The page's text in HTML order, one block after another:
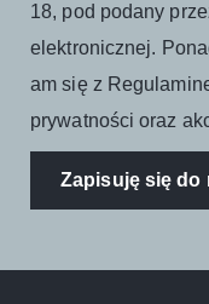
18, pod podany
elektronicznej.
am się z
prywatności oraz
Zapisuję się do